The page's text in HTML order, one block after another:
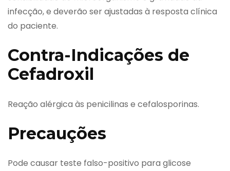
infecção, e deverão ser ajustadas à resposta clínica
do paciente.
Contra-Indicações de
Cefadroxil
Reação alérgica às penicilinas e cefalosporinas.
Precauções
Pode causar teste falso-positivo para glicose